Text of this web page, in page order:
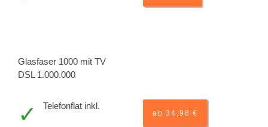
Glasfaser 1000 mit TV
DSL 1.000.000
Telefonflat inkl.
ab 34,98 €